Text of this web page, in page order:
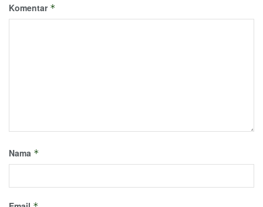
Komentar *
Nama *